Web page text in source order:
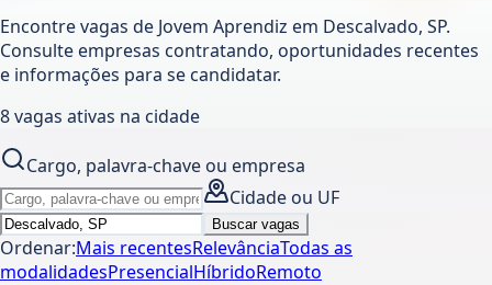
Encontre vagas de Jovem Aprendiz em Descalvado, SP.
Consulte empresas contratando, oportunidades recentes
e informações para se candidatar.
8vagas ativas na cidade
Cargo, palavra-chave ou empresa
Cidade ou UF
Buscar vagas
Ordenar:Mais recentesRelevânciaTodas as
modalidadesPresencialHíbridoRemoto